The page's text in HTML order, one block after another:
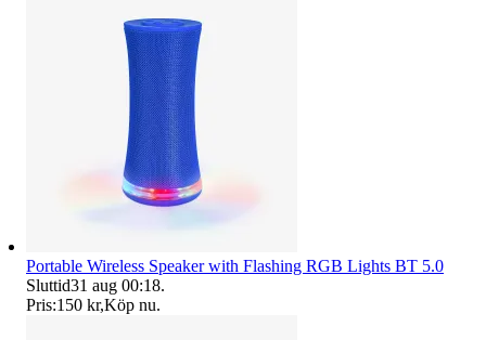
Portable Wireless Speaker with Flashing RGB Lights BT 5.0
Sluttid31 aug 00:18.
Pris:150 kr,Köp nu.